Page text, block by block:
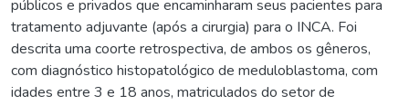
públicos e privados que encaminharam seus pacientes para
tratamento adjuvante (após a cirurgia) para o INCA. Foi
descrita uma coorte retrospectiva, de ambos os gêneros,
com diagnóstico histopatológico de meduloblastoma, com
idades entre 3 e 18 anos, matriculados do setor de